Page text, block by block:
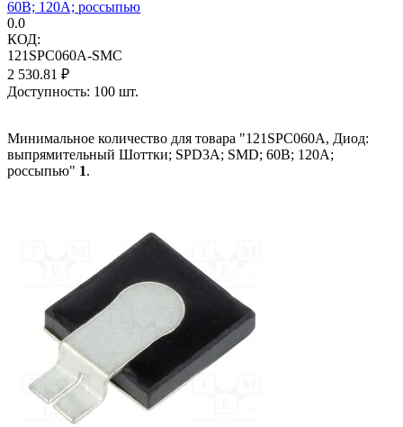
60В; 120А; россыпью
0.0
КОД:
121SPC060A-SMC
2 530.81 ₽
Доступность: 100 шт.
Минимальное количество для товара "121SPC060A, Диод:
выпрямительный Шоттки; SPD3A; SMD; 60В; 120А;
россыпью" 1.